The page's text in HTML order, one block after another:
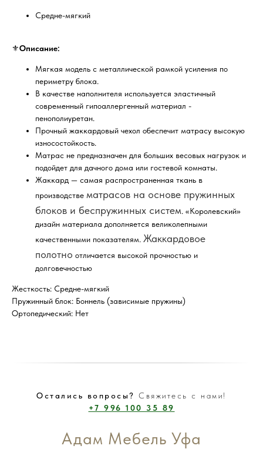
Средне-мягкий
⚜️Описание:
Мягкая модель с металлической рамкой усиления по
периметру блока.
В качестве наполнителя используется эластичный
современный гипоаллергенный материал -
пенополиуретан.
Прочный жаккардовый чехол обеспечит матрасу высокую
износостойкость.
Матрас не предназначен для больших весовых нагрузок и
подойдет для дачного дома или гостевой комнаты.
Жаккард — самая распространенная ткань в
производстве матрасов на основе пружинных
блоков и беспружинных систем. «Королевский»
дизайн материала дополняется великолепными
качественными показателям. Жаккардовое
полотно отличается высокой прочностью и
долговечностью
Жесткость: Средне-мягкий
Пружинный блок: Боннель (зависимые пружины)
Ортопедический: Нет
Остались вопросы?Свяжитесь с нами!
+7 996 100 35 89
Адам Мебель Уфа